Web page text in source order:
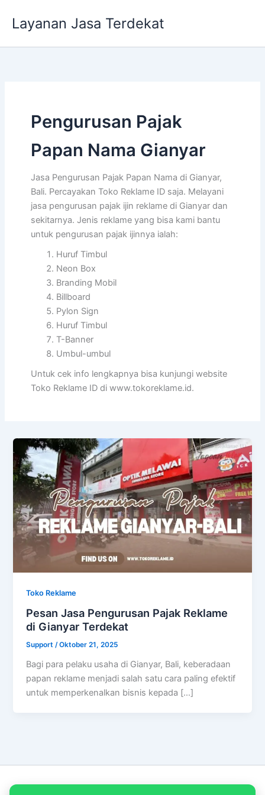
Layanan Jasa Terdekat
Pengurusan Pajak
Papan Nama Gianyar
Jasa Pengurusan Pajak Papan Nama di Gianyar,
Bali. Percayakan Toko Reklame ID saja. Melayani
jasa pengurusan pajak ijin reklame di Gianyar dan
sekitarnya. Jenis reklame yang bisa kami bantu
untuk pengurusan pajak ijinnya ialah:
Huruf Timbul
Neon Box
Branding Mobil
Billboard
Pylon Sign
Huruf Timbul
T-Banner
Umbul-umbul
Untuk cek info lengkapnya bisa kunjungi website
Toko Reklame ID di www.tokoreklame.id.
Toko Reklame
Pesan Jasa Pengurusan Pajak Reklame
di Gianyar Terdekat
Support/Oktober 21, 2025
Bagi para pelaku usaha di Gianyar, Bali, keberadaan
papan reklame menjadi salah satu cara paling efektif
untuk memperkenalkan bisnis kepada […]